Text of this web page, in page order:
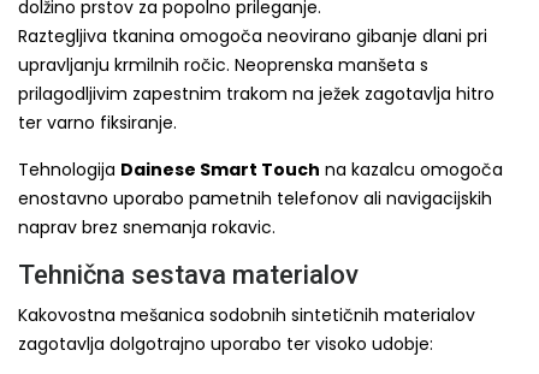
dolžino prstov za popolno prileganje.
Raztegljiva tkanina omogoča neovirano gibanje dlani pri
upravljanju krmilnih ročic. Neoprenska manšeta s
prilagodljivim zapestnim trakom na ježek zagotavlja hitro
ter varno fiksiranje.
Tehnologija Dainese Smart Touch na kazalcu omogoča
enostavno uporabo pametnih telefonov ali navigacijskih
naprav brez snemanja rokavic.
Tehnična sestava materialov
Kakovostna mešanica sodobnih sintetičnih materialov
zagotavlja dolgotrajno uporabo ter visoko udobje: